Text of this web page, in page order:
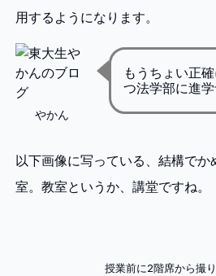
用するようになります。
やかん
もうちょい正
つ法学部に進学
以下画像に写っている、結構で
室。教室というか、講堂ですね。
授業前に2階席から撮り